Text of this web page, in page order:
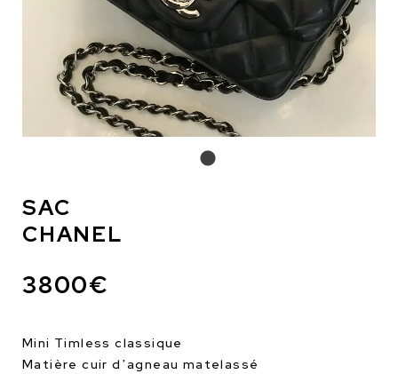
SAC
CHANEL
3800€
Mini Timless classique
Matière cuir d’agneau matelassé